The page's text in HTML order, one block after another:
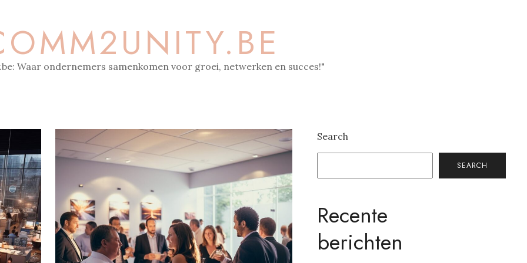
Waar ondernemers samenkomen voor groei, netwerken en succes!"
Search
SEARCH
Recente
berichten